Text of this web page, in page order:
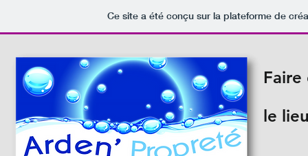
Ce site a été conçu sur la plateforme de
le